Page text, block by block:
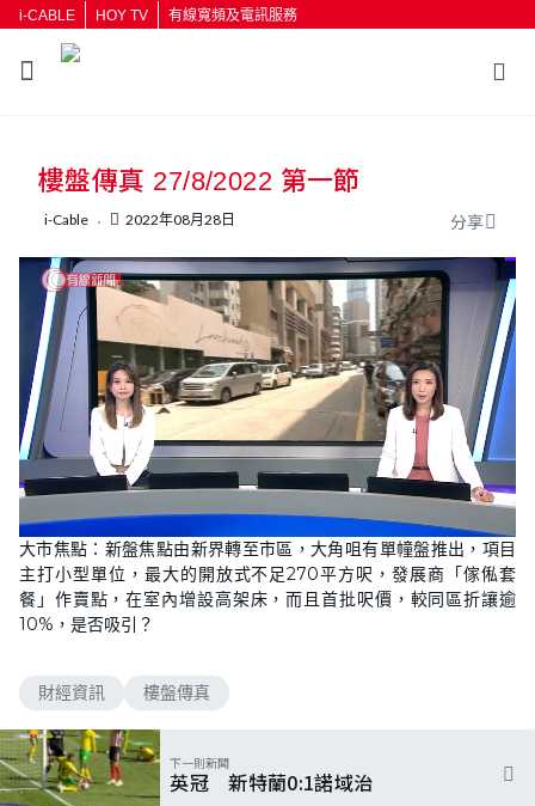
i-CABLE HOY TV 有線寬頻及電訊服務
按輸入鍵開始搜尋
樓盤傳真 27/8/2022 第一節
i-Cable 2022年08月28日 分享
U
n
m
u
t
e
L
o
a
d
e
d
:
大市焦點：新盤焦點由新界轉至市區，大角咀有單幢盤推出，項目
主打小型單位，最大的開放式不足270平方呎，發展商「傢俬套
餐」作賣點，在室內增設高架床，而且首批呎價，較同區折讓逾
10%，是否吸引？
財經資訊 樓盤傳真
下一則新聞
英冠 新特蘭0:1諾域治